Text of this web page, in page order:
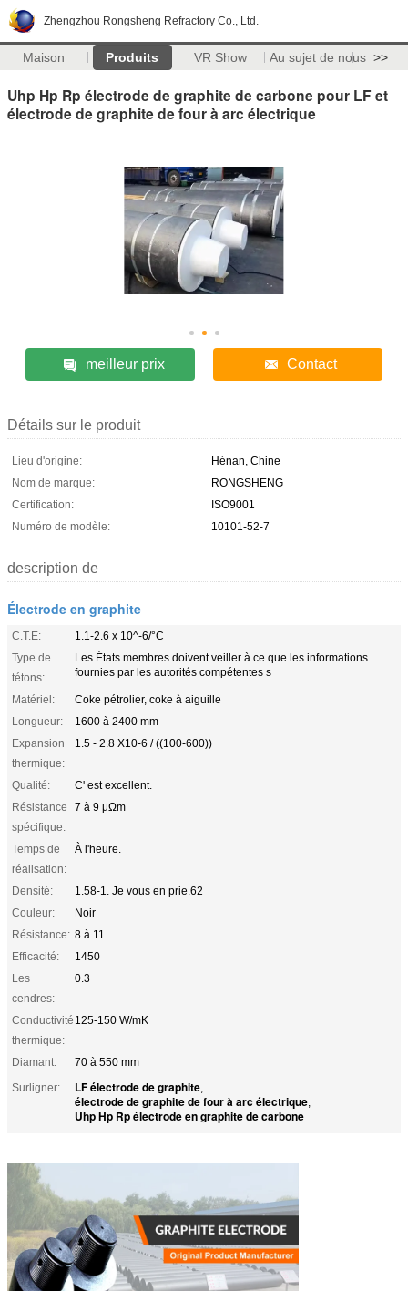
Zhengzhou Rongsheng Refractory Co., Ltd.
Maison Produits VR Show Au sujet de nous >>
Uhp Hp Rp électrode de graphite de carbone pour LF et
électrode de graphite de four à arc électrique
meilleur prix Contact
Détails sur le produit
Lieu d'origine:
Hénan, Chine
Nom de marque:
RONGSHENG
Certification:
ISO9001
Numéro de modèle:
10101-52-7
description de
Électrode en graphite
C.T.E:
1.1-2.6 x 10^-6/°C
Type de
tétons:
Les États membres doivent veiller à ce que les informations
fournies par les autorités compétentes s
Matériel:
Coke pétrolier, coke à aiguille
Longueur:
1600 à 2400 mm
Expansion
thermique:
1.5 - 2.8 X10-6 / ((100-600))
Qualité:
C' est excellent.
Résistance
spécifique:
7 à 9 μΩm
Temps de
réalisation:
À l'heure.
Densité:
1.58-1. Je vous en prie.62
Couleur:
Noir
Résistance: 8 à 11
Efficacité:
1450
Les
cendres:
0.3
Conductivité
thermique:
125-150 W/mK
Diamant:
70 à 550 mm
Surligner:
LF électrode de graphite,
électrode de graphite de four à arc électrique,
Uhp Hp Rp électrode en graphite de carbone